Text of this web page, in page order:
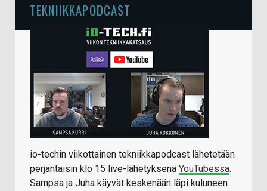
TEKNIIKKAPODCAST
io-techin viikottainen tekniikkapodcast lähetetään
perjantaisin klo 15 live-lähetyksenä YouTubessa.
Sampsa ja Juha käyvät keskenään läpi kuluneen